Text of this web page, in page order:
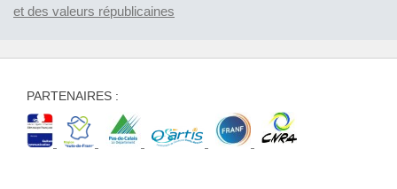
et des valeurs républicaines
PARTENAIRES :